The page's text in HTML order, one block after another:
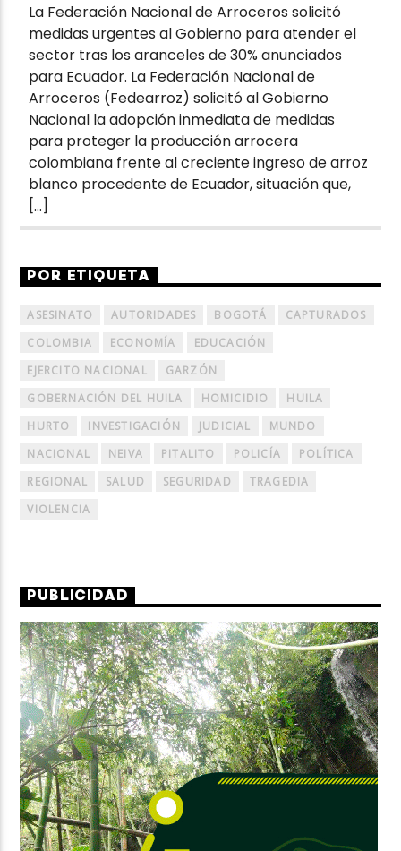
La Federación Nacional de Arroceros solicitó
medidas urgentes al Gobierno para atender el
sector tras los aranceles de 30% anunciados
para Ecuador. La Federación Nacional de
Arroceros (Fedearroz) solicitó al Gobierno
Nacional la adopción inmediata de medidas
para proteger la producción arrocera
colombiana frente al creciente ingreso de arroz
blanco procedente de Ecuador, situación que,
[…]
POR ETIQUETA
ASESINATO AUTORIDADES BOGOTÁ
CAPTURADOS
COLOMBIA
ECONOMÍA
EDUCACIÓN
EJERCITO NACIONAL
GARZÓN
GOBERNACIÓN DEL HUILA
HOMICIDIO
HUILA
HURTO
INVESTIGACIÓN JUDICIAL
MUNDO
NACIONAL
NEIVA PITALITO POLICÍA
POLÍTICA
REGIONAL
SALUD SEGURIDAD
TRAGEDIA
VIOLENCIA
PUBLICIDAD